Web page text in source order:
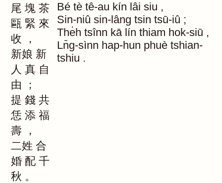
尾 塊 茶
甌 緊 來
收
，
新娘 新
人 真 自
由
；
提 錢 共
恁 添 福
壽
，
二姓 合
婚 配 千
秋 。
Bé tè tê-au kín lâi siu ,
Sin-niû sin-lâng tsin tsū-iû ;
The̍h tsînn kā lín thiam hok-siū ,
Ln̄g-sìnn hap-hun phuè tshian-
tshiu .